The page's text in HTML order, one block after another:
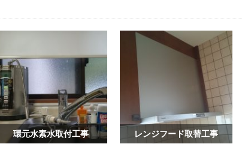
ります！
環元水素水取付工事 レンジフード取替工事